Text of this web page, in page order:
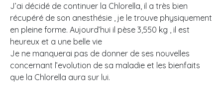
J’ai décidé de continuer la Chlorella, il a très bien
récupéré de son anesthésie , je le trouve physiquement
en pleine forme. Aujourd’hui il pèse 3,550 kg , il est
heureux et a une belle vie
Je ne manquerai pas de donner de ses nouvelles
concernant l’evolution de sa maladie et les bienfaits
que la Chlorella aura sur lui.